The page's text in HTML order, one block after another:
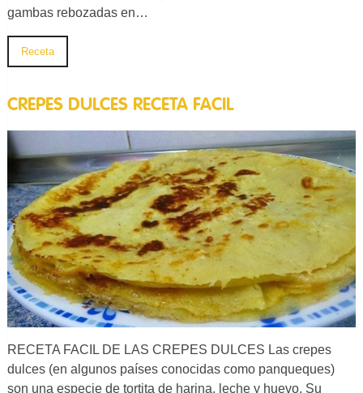
gambas rebozadas en…
Receta
CREPES DULCES RECETA FACIL
RECETA FACIL DE LAS CREPES DULCES Las crepes
dulces (en algunos países conocidas como panqueques)
son una especie de tortita de harina, leche y huevo. Su